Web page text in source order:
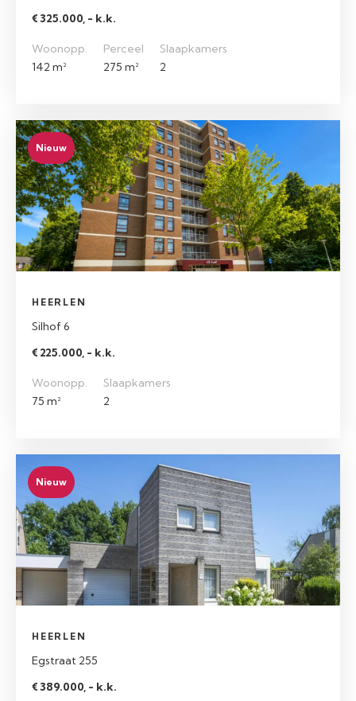
€ 325.000, - k.k.
Woonopp.
142 m²
Perceel
275 m²
Slaapkamers
2
Nieuw
HEERLEN
Silhof 6
€ 225.000, - k.k.
Woonopp.
75 m²
Slaapkamers
2
Nieuw
HEERLEN
Egstraat 255
€ 389.000, - k.k.